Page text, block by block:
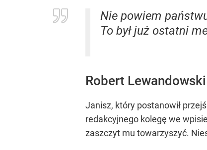
Nie powiem
To był już ostatni
Robert
Janisz, który postanowił
redakcyjnego kolegę we
zaszczyt mu towarzyszyć.